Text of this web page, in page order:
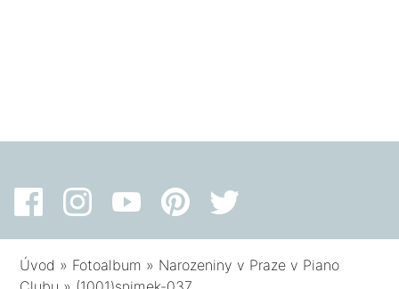
Úvod » Fotoalbum » Narozeniny v Praze v Piano